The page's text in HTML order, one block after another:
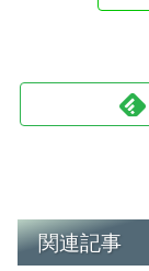
関連記事